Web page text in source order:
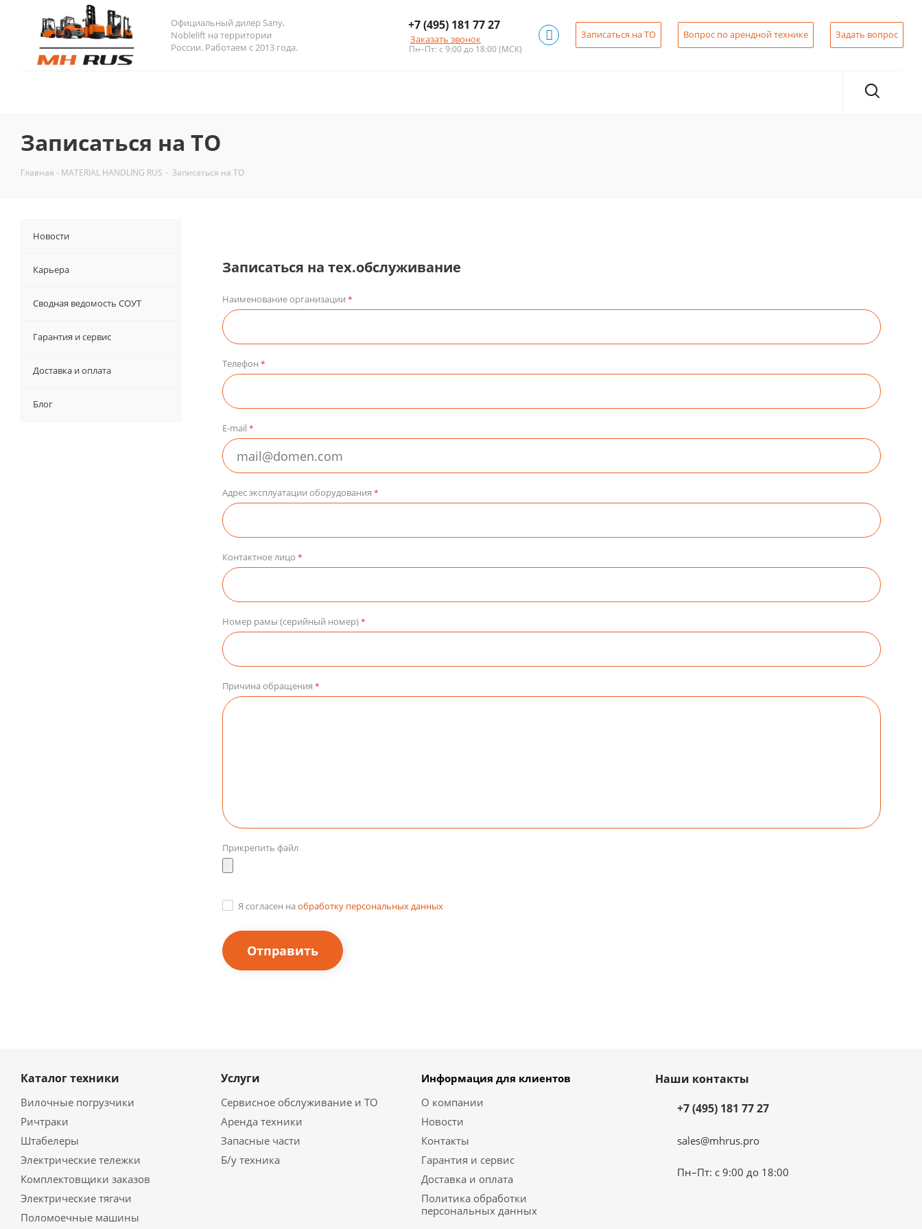
Официальный дилер Sany,
Noblelift на территории
России. Работаем с 2013 года.
+7 (495) 181 77 27
Заказать звонок
Пн–Пт: с 9:00 до 18:00(МСК)
Записаться на ТО Вопрос по арендной технике Задать вопрос
Записаться на ТО
Главная - MATERIAL HANDLING RUS - Записаться на ТО
Записаться на тех.обслуживание
Наименование организации *
Телефон *
E-mail *
Адрес эксплуатации оборудования *
Контактное лицо *
Номер рамы (серийный номер)*
Причина обращения *
Прикрепить файл
Я согласен на обработку персональных данных
Новости
Карьера
Сводная ведомость СОУТ
Гарантия и сервис
Доставка и оплата
Блог
Каталог техники
Вилочные погрузчики
Ричтраки
Штабелеры
Электрические тележки
Комплектовщики заказов
Электрические тягачи
Поломоечные машины
Услуги
Сервисное обслуживание и ТО
Аренда техники
Запасные части
Б/у техника
Информация для клиентов
О компании
Новости
Контакты
Гарантия и сервис
Доставка и оплата
Политика обработки
персональных данных
Наши контакты
+7 (495) 181 77 27
sales@mhrus.pro
Пн–Пт: с 9:00 до 18:00